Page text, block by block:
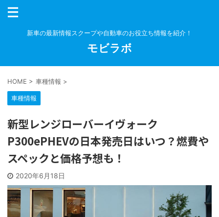
新車の最新情報スクープや自動車のお役立ち情報を紹介！
モビラボ
HOME > 車種情報 >
車種情報
新型レンジローバーイヴォーク
P300ePHEVの日本発売日はいつ？燃費や
スペックと価格予想も！
2020年6月18日